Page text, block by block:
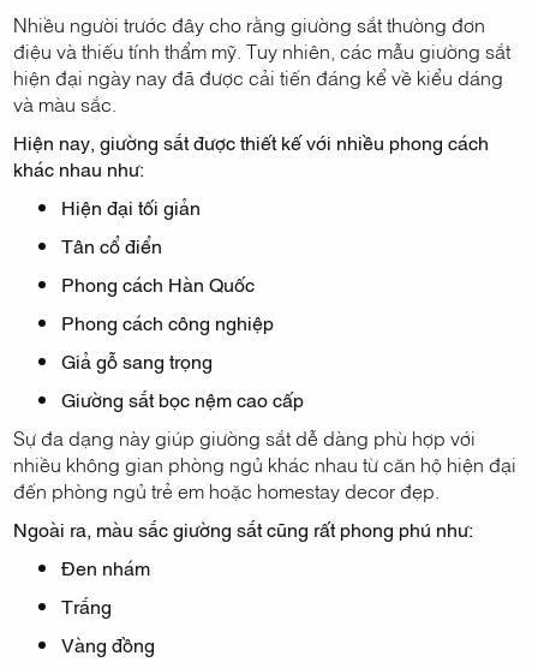
Nhiều người trước đây cho rằng giường sắt thường đơn
điệu và thiếu tính thẩm mỹ. Tuy nhiên, các mẫu giường sắt
hiện đại ngày nay đã được cải tiến đáng kể về kiểu dáng
và màu sắc.
Hiện nay, giường sắt được thiết kế với nhiều phong cách
khác nhau như:
Hiện đại tối giản
Tân cổ điển
Phong cách Hàn Quốc
Phong cách công nghiệp
Giả gỗ sang trọng
Giường sắt bọc nệm cao cấp
Sự đa dạng này giúp giường sắt dễ dàng phù hợp với
nhiều không gian phòng ngủ khác nhau từ căn hộ hiện đại
đến phòng ngủ trẻ em hoặc homestay decor đẹp.
Ngoài ra, màu sắc giường sắt cũng rất phong phú như:
Đen nhám
Trắng
Vàng đồng